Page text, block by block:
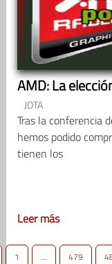
AMD: La
JOTA
Tras la conferencia
hemos podido
tienen los
Leer más
1 … 479